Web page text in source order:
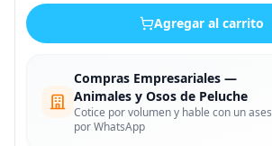
Agregar al carrito
Compras Empresariales —
Animales y Osos de Peluche
Cotice por volumen y hable con un
por WhatsApp